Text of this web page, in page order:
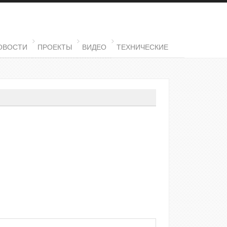
ПРОЕКТЫ ВИДЕО ТЕХНИЧЕСКИЕ